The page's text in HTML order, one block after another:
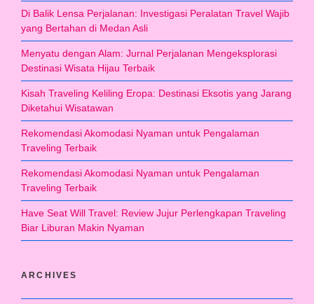
Di Balik Lensa Perjalanan: Investigasi Peralatan Travel Wajib
yang Bertahan di Medan Asli
Menyatu dengan Alam: Jurnal Perjalanan Mengeksplorasi
Destinasi Wisata Hijau Terbaik
Kisah Traveling Keliling Eropa: Destinasi Eksotis yang Jarang
Diketahui Wisatawan
Rekomendasi Akomodasi Nyaman untuk Pengalaman
Traveling Terbaik
Rekomendasi Akomodasi Nyaman untuk Pengalaman
Traveling Terbaik
Have Seat Will Travel: Review Jujur Perlengkapan Traveling
Biar Liburan Makin Nyaman
ARCHIVES